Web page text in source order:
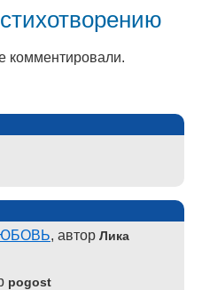
комментировали.
, автор Лика
pogost